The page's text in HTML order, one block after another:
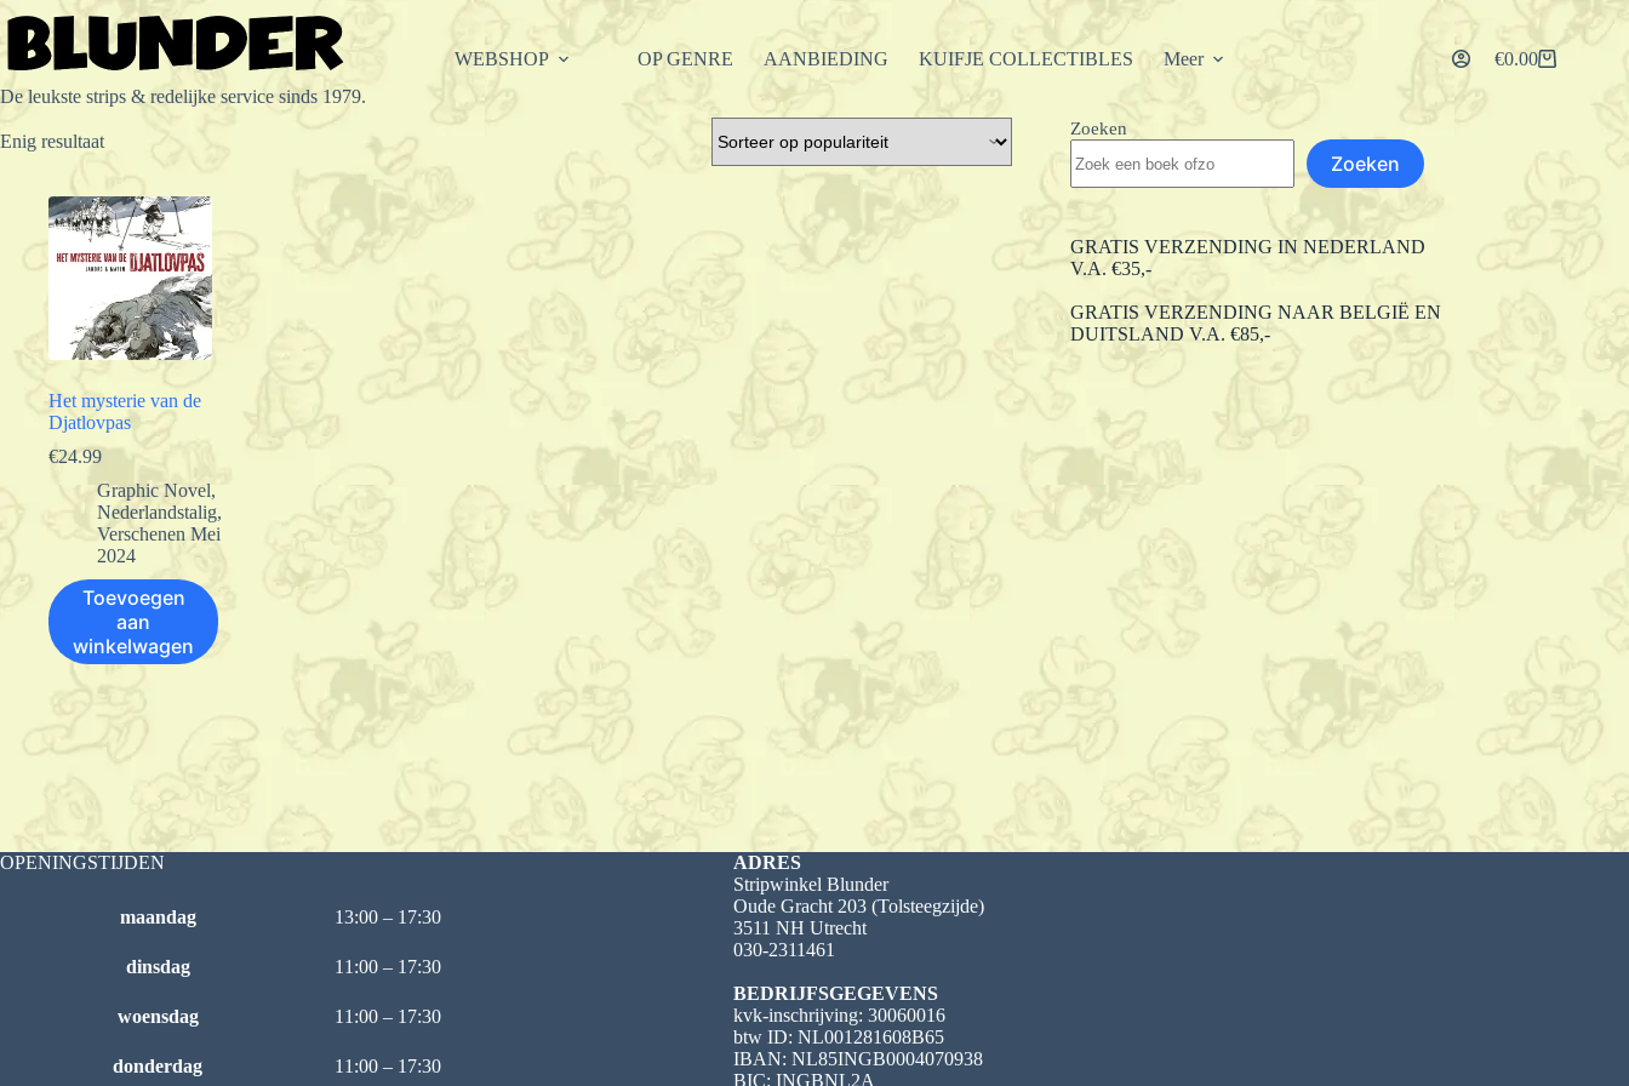
Ga
naar
inhoud
De leukste strips & redelijke service sinds 1979.
WEBSHOP OP GENRE AANBIEDING KUIFJE COLLECTIBLES Meer Winkelwagen
€0.00
Enig resultaat
Het mysterie van de
Djatlovpas
€24.99
Graphic Novel,
Nederlandstalig,
Verschenen Mei
2024
Toevoegen
aan
winkelwagen
Zoeken
Zoeken
GRATIS VERZENDING IN NEDERLAND
V.A. €35,-
GRATIS VERZENDING NAAR BELGIË EN
DUITSLAND V.A. €85,-
OPENINGSTIJDEN
maandag 13:00 – 17:30
dinsdag 11:00 – 17:30
woensdag 11:00 – 17:30
donderdag 11:00 – 17:30
ADRES
Stripwinkel Blunder
Oude Gracht 203 (Tolsteegzijde)
3511 NH Utrecht
030-2311461
BEDRIJFSGEGEVENS
kvk-inschrijving: 30060016
btw ID: NL001281608B65
IBAN: NL85INGB0004070938
BIC: INGBNL2A